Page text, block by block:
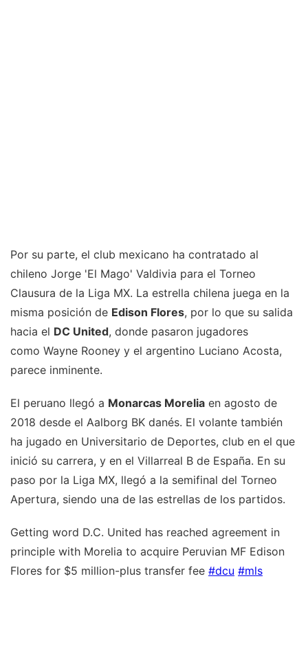
Por su parte, el club mexicano ha contratado al
chileno Jorge 'El Mago' Valdivia para el Torneo
Clausura de la Liga MX. La estrella chilena juega en la
misma posición de Edison Flores, por lo que su salida
hacia el DC United, donde pasaron jugadores
como Wayne Rooney y el argentino Luciano Acosta,
parece inminente.
El peruano llegó a Monarcas Morelia en agosto de
2018 desde el Aalborg BK danés. El volante también
ha jugado en Universitario de Deportes, club en el que
inició su carrera, y en el Villarreal B de España. En su
paso por la Liga MX, llegó a la semifinal del Torneo
Apertura, siendo una de las estrellas de los partidos.
Getting word D.C. United has reached agreement in
principle with Morelia to acquire Peruvian MF Edison
Flores for $5 million-plus transfer fee #dcu #mls